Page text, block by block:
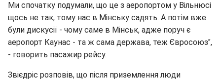
Ми спочатку подумали, що це з аеропортом у Вільнюсі
щось не так, тому нас в Мінську садять. А потім вже
були дискусії - чому саме в Мінськ, адже поруч є
аеропорт Каунас - та ж сама держава, теж Євросоюз",
- говорить пасажир рейсу.
Звієдріс розповів, що після приземлення люди